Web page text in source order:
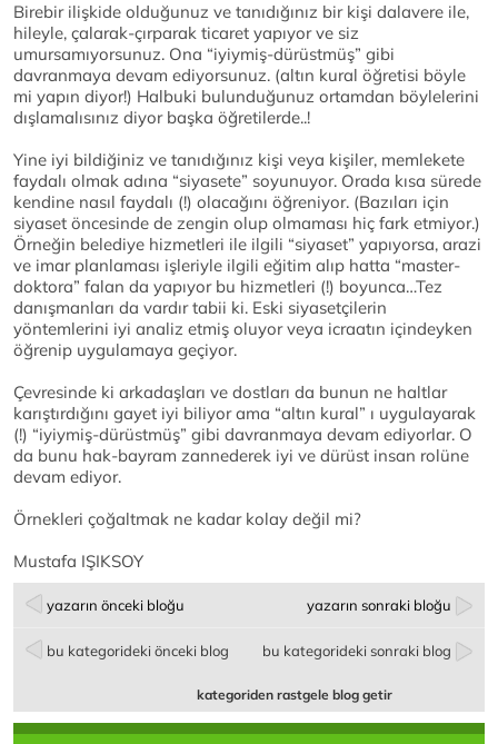
Birebir ilişkide olduğunuz ve tanıdığınız bir kişi dalavere ile,
hileyle, çalarak-çırparak ticaret yapıyor ve siz
umursamıyorsunuz. Ona “iyiymiş-dürüstmüş” gibi
davranmaya devam ediyorsunuz. (altın kural öğretisi böyle
mi yapın diyor!) Halbuki bulunduğunuz ortamdan böylelerini
dışlamalısınız diyor başka öğretilerde..!
Yine iyi bildiğiniz ve tanıdığınız kişi veya kişiler, memlekete
faydalı olmak adına “siyasete” soyunuyor. Orada kısa sürede
kendine nasıl faydalı (!) olacağını öğreniyor. (Bazıları için
siyaset öncesinde de zengin olup olmaması hiç fark etmiyor.)
Örneğin belediye hizmetleri ile ilgili “siyaset” yapıyorsa, arazi
ve imar planlaması işleriyle ilgili eğitim alıp hatta “master-
doktora” falan da yapıyor bu hizmetleri (!) boyunca…Tez
danışmanları da vardır tabii ki. Eski siyasetçilerin
yöntemlerini iyi analiz etmiş oluyor veya icraatın içindeyken
öğrenip uygulamaya geçiyor.
Çevresinde ki arkadaşları ve dostları da bunun ne haltlar
karıştırdığını gayet iyi biliyor ama “altın kural” ı uygulayarak
(!) “iyiymiş-dürüstmüş” gibi davranmaya devam ediyorlar. O
da bunu hak-bayram zannederek iyi ve dürüst insan rolüne
devam ediyor.
Örnekleri çoğaltmak ne kadar kolay değil mi?
Mustafa IŞIKSOY
yazarın önceki bloğu yazarın sonraki bloğu
bu kategorideki önceki blog bu kategorideki sonraki blog
kategoriden rastgele blog getir